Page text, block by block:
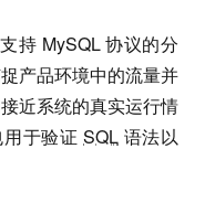
持 MySQL 协议的分
产品环境中的流量并
近系统的真实运行情
于验证SQL 语法以